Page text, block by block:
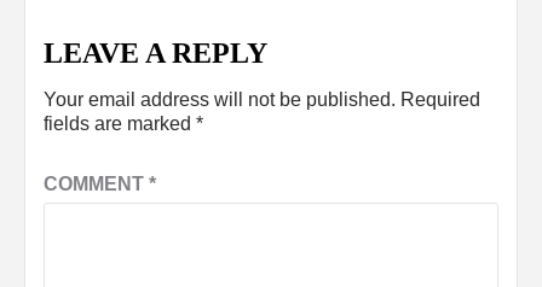
LEAVE A REPLY
Your email address will not be published. Required
fields are marked *
COMMENT *